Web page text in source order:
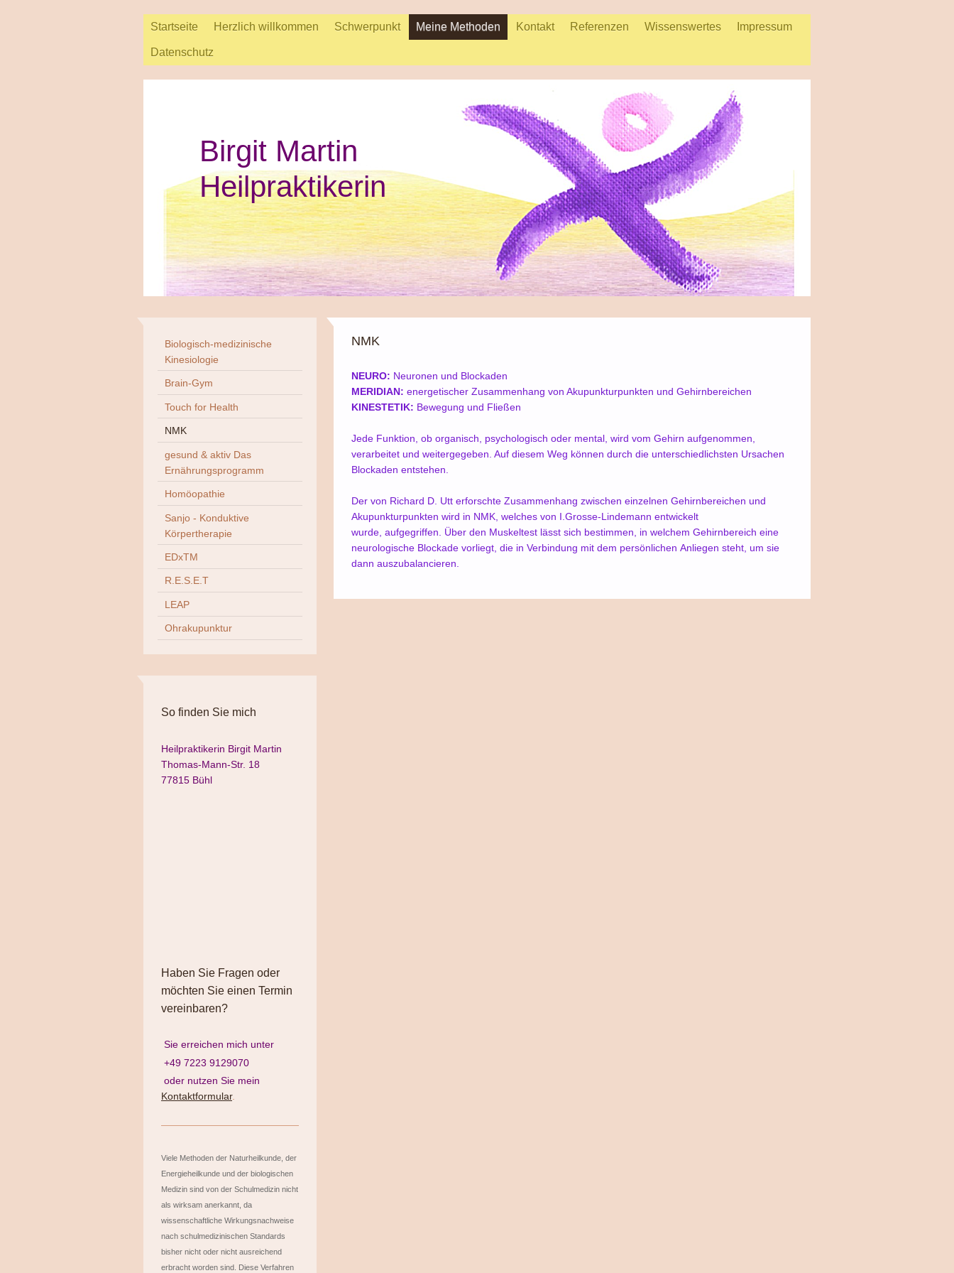
Startseite Herzlich willkommen Schwerpunkt Meine Methoden Kontakt Referenzen Wissenswertes Impressum
Datenschutz
Birgit Martin
Heilpraktikerin
NMK
NEURO: Neuronen und Blockaden
MERIDIAN: energetischer Zusammenhang von Akupunkturpunkten und Gehirnbereichen
KINESTETIK: Bewegung und Fließen
Jede Funktion, ob organisch, psychologisch oder mental, wird vom Gehirn aufgenommen,
verarbeitet und weitergegeben. Auf diesem Weg können durch die unterschiedlichsten Ursachen
Blockaden entstehen.
Der von Richard D. Utt erforschte Zusammenhang zwischen einzelnen Gehirnbereichen und
Akupunkturpunkten wird in NMK, welches von I.Grosse-Lindemann entwickelt
wurde, aufgegriffen. Über den Muskeltest lässt sich bestimmen, in welchem Gehirnbereich eine
neurologische Blockade vorliegt, die in Verbindung mit dem persönlichen Anliegen steht, um sie
dann auszubalancieren.
Biologisch-medizinische
Kinesiologie
Brain-Gym
Touch for Health
NMK
gesund & aktiv Das
Ernährungsprogramm
Homöopathie
Sanjo - Konduktive
Körpertherapie
EDxTM
R.E.S.E.T
LEAP
Ohrakupunktur
So finden Sie mich
Heilpraktikerin Birgit Martin
Thomas-Mann-Str. 18
77815 Bühl
Haben Sie Fragen oder
möchten Sie einen Termin
vereinbaren?
Sie erreichen mich unter
+49 7223 9129070
oder nutzen Sie mein
Kontaktformular.
Viele Methoden der Naturheilkunde, der
Energieheilkunde und der biologischen
Medizin sind von der Schulmedizin nicht
als wirksam anerkannt, da
wissenschaftliche Wirkungsnachweise
nach schulmedizinischen Standards
bisher nicht oder nicht ausreichend
erbracht worden sind. Diese Verfahren